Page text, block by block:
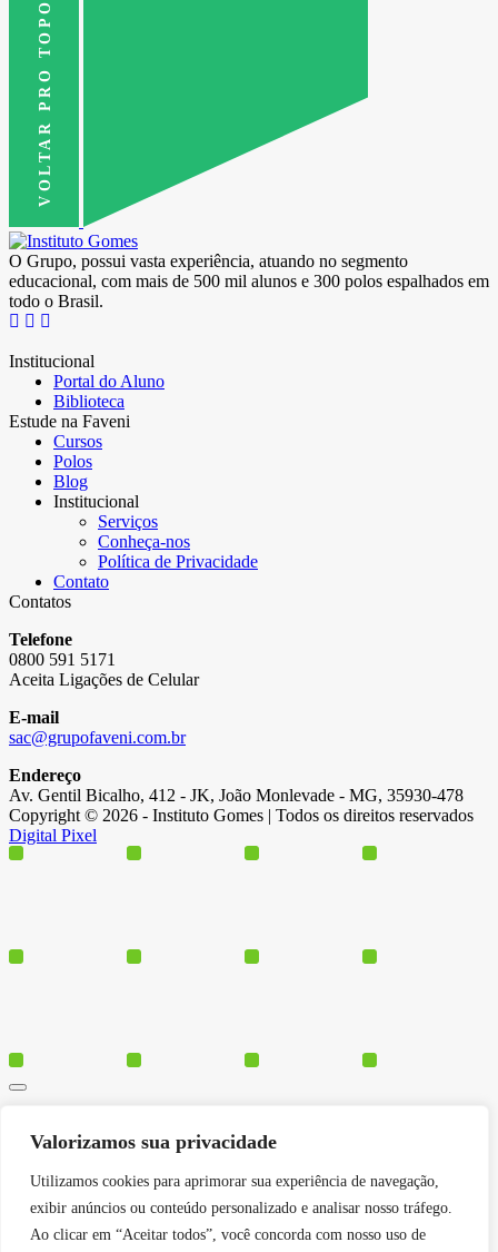
Valorizamos sua privacidade
Utilizamos cookies para aprimorar sua experiência de navegação,
exibir anúncios ou conteúdo personalizado e analisar nosso tráfego.
Ao clicar em “Aceitar todos”, você concorda com nosso uso de
VOLTAR PRO TOPO
O Grupo, possui vasta experiência, atuando no segmento
educacional, com mais de 500 mil alunos e 300 polos espalhados em
todo o Brasil.
Institucional
Portal do Aluno
Biblioteca
Estude na Faveni
Cursos
Polos
Blog
Institucional
Serviços
Conheça-nos
Política de Privacidade
Contato
Contatos
Telefone
0800 591 5171
Aceita Ligações de Celular
E-mail
sac@grupofaveni.com.br
Endereço
Av. Gentil Bicalho, 412 - JK, João Monlevade - MG, 35930-478
Copyright © 2026 - Instituto Gomes | Todos os direitos reservados
Digital Pixel
Polos
Institucional